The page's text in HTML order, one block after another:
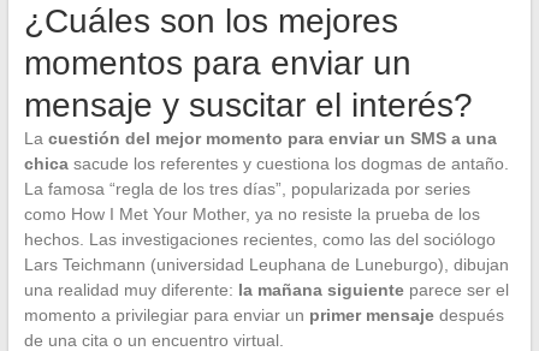
¿Cuáles son los mejores
momentos para enviar un
mensaje y suscitar el interés?
La cuestión del mejor momento para enviar un SMS a una
chicasacude los referentes y cuestiona los dogmas de antaño.
La famosa “regla de los tres días”, popularizada por series
como How I Met Your Mother, ya no resiste la prueba de los
hechos. Las investigaciones recientes, como las del sociólogo
Lars Teichmann (universidad Leuphana de Luneburgo), dibujan
una realidad muy diferente: la mañana siguienteparece ser el
momento a privilegiar para enviar un primer mensajedespués
de una cita o un encuentro virtual.